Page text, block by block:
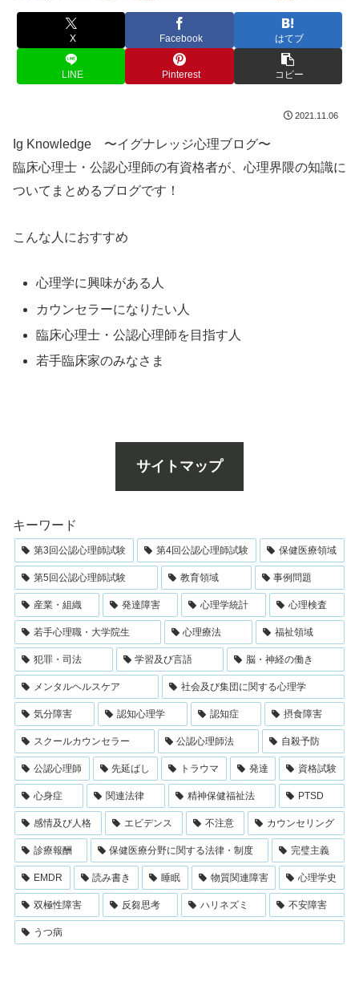
X Facebook はてブ
LINE Pinterest コピー
2021.11.06
Ig Knowledge 〜イグナレッジ心理ブログ〜
臨床心理士・公認心理師の有資格者が、心理界隈の知識に
ついてまとめるブログです！
こんな人におすすめ
心理学に興味がある人
カウンセラーになりたい人
臨床心理士・公認心理師を目指す人
若手臨床家のみなさま
サイトマップ
キーワード
第3回公認心理師試験 第4回公認心理師試験 保健医療領域
第5回公認心理師試験 教育領域 事例問題
産業・組織 発達障害 心理学統計 心理検査
若手心理職・大学院生 心理療法 福祉領域
犯罪・司法 学習及び言語 脳・神経の働き
メンタルヘルスケア 社会及び集団に関する心理学
気分障害 認知心理学 認知症 摂食障害
スクールカウンセラー 公認心理師法 自殺予防
公認心理師 先延ばし トラウマ 発達 資格試験
心身症 関連法律 精神保健福祉法 PTSD
感情及び人格 エビデンス 不注意 カウンセリング
診療報酬 保健医療分野に関する法律・制度 完璧主義
EMDR 読み書き 睡眠 物質関連障害 心理学史
双極性障害 反芻思考 ハリネズミ 不安障害
うつ病